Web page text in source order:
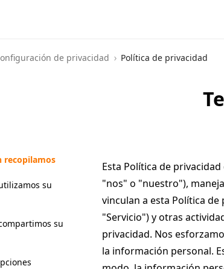
de privacidad Política de privacidad
recopilamos
su
su
Esta Política de
"nos" o "nuestro"),
vinculan a esta Política
"Servicio") y otras
privacidad. Nos
la información personal.